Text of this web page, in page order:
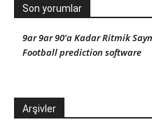
Son yorumlar
9ar 9ar 90’a Kadar Ritmik
Football prediction software
Arşivler